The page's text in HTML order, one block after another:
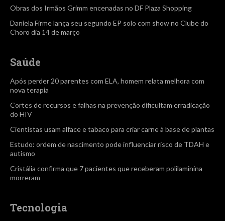
Obras dos Irmãos Grimm encenadas no DF Plaza Shopping
Daniela Firme lança seu segundo EP solo com show no Clube do
Choro dia 14 de março
Saúde
Após perder 20 parentes com ELA, homem relata melhora com
nova terapia
Cortes de recursos e falhas na prevenção dificultam erradicação
do HIV
Cientistas usam alface e tabaco para criar carne à base de plantas
Estudo: ordem de nascimento pode influenciar risco de TDAH e
autismo
Cristália confirma que 7 pacientes que receberam polilaminina
morreram
Tecnologia